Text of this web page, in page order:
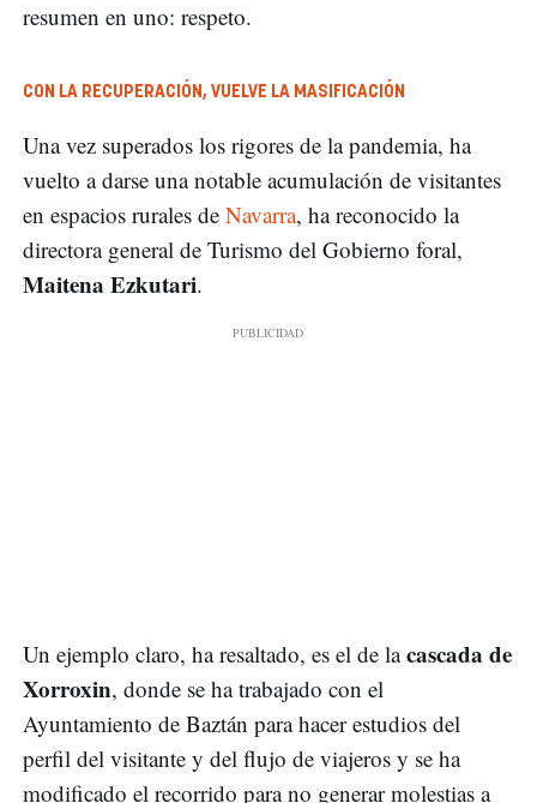
resumen en uno: respeto.
CON LA RECUPERACIÓN, VUELVE LA MASIFICACIÓN
Una vez superados los rigores de la pandemia, ha
vuelto a darse una notable acumulación de visitantes
en espacios rurales de Navarra, ha reconocido la
directora general de Turismo del Gobierno foral,
Maitena Ezkutari.
Un ejemplo claro, ha resaltado, es el de lacascada de
Xorroxin, donde se ha trabajado con el
Ayuntamiento de Baztán para hacer estudios del
perfil del visitante y del flujo de viajeros y se ha
modificado el recorrido para no generar molestias a